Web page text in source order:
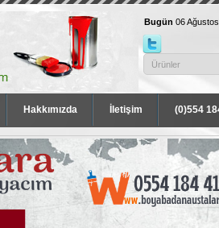
Bugün 06
Hakkımızda İletişim (0)554